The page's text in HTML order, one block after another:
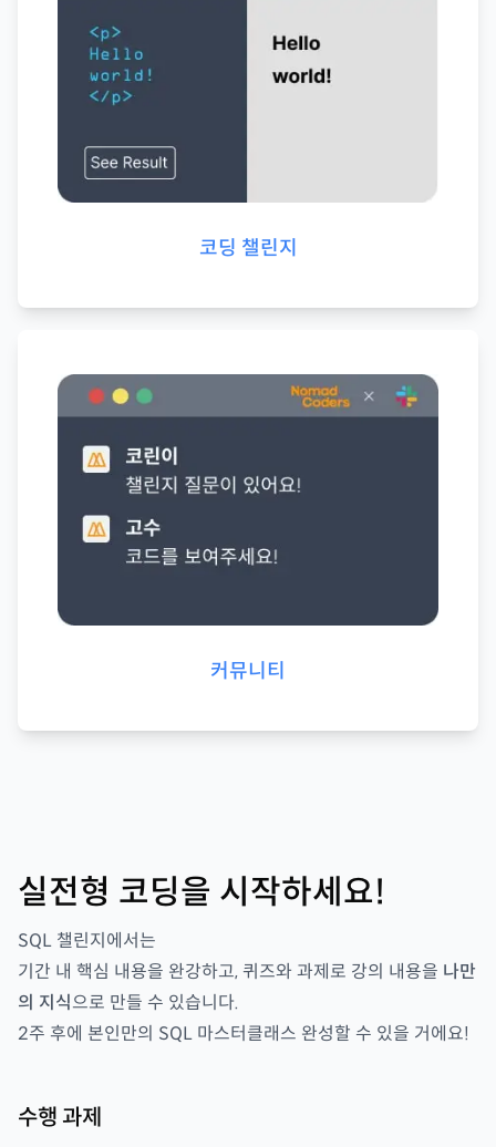
코딩 챌린지
커뮤니티
실전형 코딩을 시작하세요!
SQL 챌린지에서는
기간 내 핵심 내용을 완강하고, 퀴즈와 과제로 강의 내용을 나만
의 지식으로 만들 수 있습니다.
2주 후에 본인만의 SQL 마스터클래스 완성할 수 있을 거에요!
수행 과제